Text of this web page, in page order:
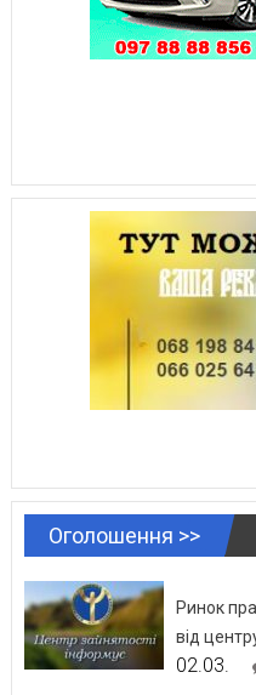
Оголошення >>
Ринок
від
02.03.